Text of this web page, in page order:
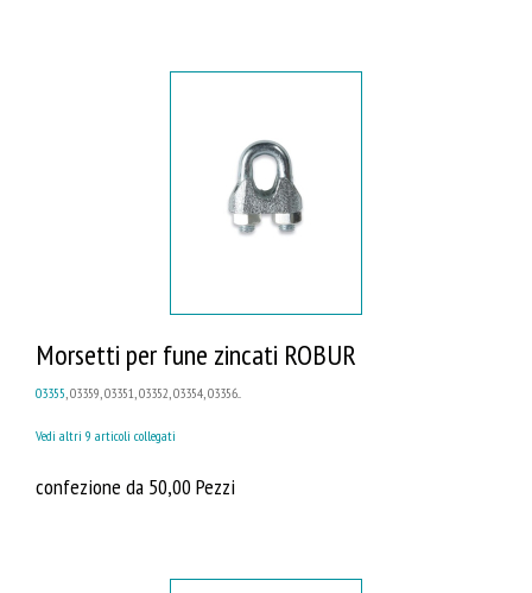
Morsetti per fune zincati ROBUR
03355 , 03359, 03351, 03352, 03354, 03356...
Vedi altri 9 articoli collegati
confezione da 50,00 Pezzi